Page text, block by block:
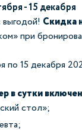
- 15 декабря
Скидка
при
по 15 декабря
в сутки
стол»;